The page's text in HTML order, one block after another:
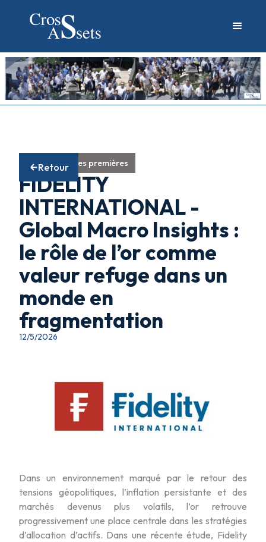
Retour
Fonds matières premières
FIDELITY
INTERNATIONAL -
Global Macro Insights :
le rôle de l’or comme
valeur refuge dans un
monde en
fragmentation
12/5/2026
Dans un environnement marqué par le retour des
tensions géopolitiques, l’inflation persistante et des
marchés devenus plus volatils, l’or retrouve
progressivement une place centrale dans les stratégies
d’allocation d’actifs. Dans une récente étude, Fidelity